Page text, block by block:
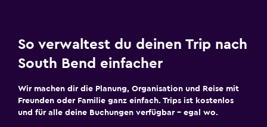
So verwaltest du deinen Trip nach
South Bend einfacher
Wir machen dir die Planung, Organisation und Reise mit
Freunden oder Familie ganz einfach. Trips ist kostenlos
und für alle deine Buchungen verfügbar – egal wo.